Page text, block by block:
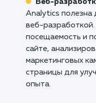
Не пропустите
аудиторию
и